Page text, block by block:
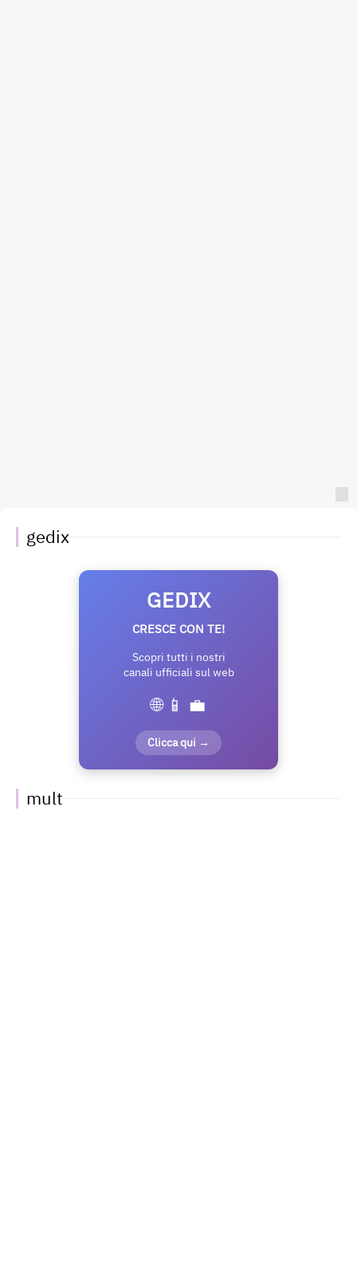
gedix
GEDIX
CRESCE CON TE!
Scopri tutti i nostri
canali ufficiali sul web
🌐 📱 💼
Clicca qui →
mult